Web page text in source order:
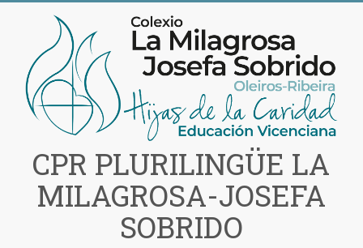
contenido
CPR PLURILINGÜE LA
MILAGROSA-JOSEFA
SOBRIDO